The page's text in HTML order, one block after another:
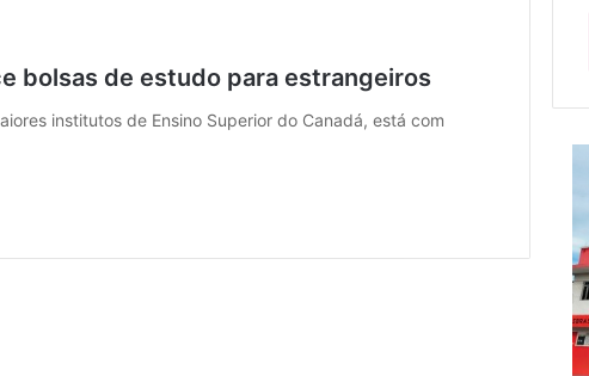
bolsas de estudo para estrangeiros
institutos de Ensino Superior do Canadá, está com